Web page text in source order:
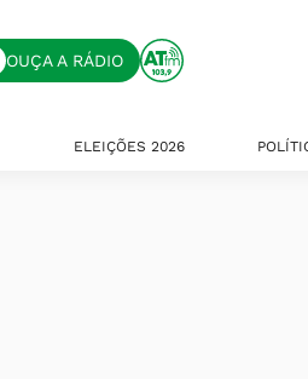
OUÇA A RÁDIO
ELEIÇÕES 2026